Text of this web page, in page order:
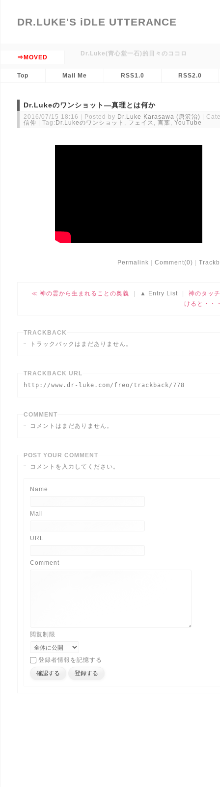
DR.LUKE'S iDLE UTTERANCE
Dr.Luke(靑心堂一石)的日々のココロ
⇒MOVED
Top Mail Me RSS1.0 RSS2.0
Dr.Lukeのワンショット―真理とは何か
2016/07/15 18:16 Posted by Dr.Luke Karasawa (唐沢治)
信仰
Tag: Dr.Lukeのワンショット , フェイス , 言葉, YouTube
Permalink Comment(0)
神の霊から生まれることの奥義 Entry List
神のタッ
けると・・
TRACKBACK
トラックバックはまだありません。
TRACKBACK URL
http://www.dr-luke.com/freo/trackback/778
COMMENT
コメントはまだありません。
POST YOUR COMMENT
コメントを入力してください。
Name
Mail
URL
Comment
閲覧制限
登録者情報を記憶する